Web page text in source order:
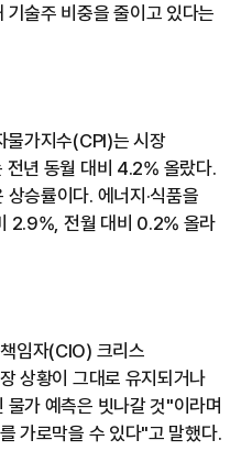
술주 비중을 줄이고 있다는
물가지수(CPI)는 시장
전년 동월 대비 4.2% 올랐다.
승률이다. 에너지·식품을
2.9%, 전월 대비 0.2% 올라
임자(CIO) 크리스
상황이 그대로 유지되거나
가 예측은 빗나갈 것"이라며
가로막을 수 있다"고 말했다.